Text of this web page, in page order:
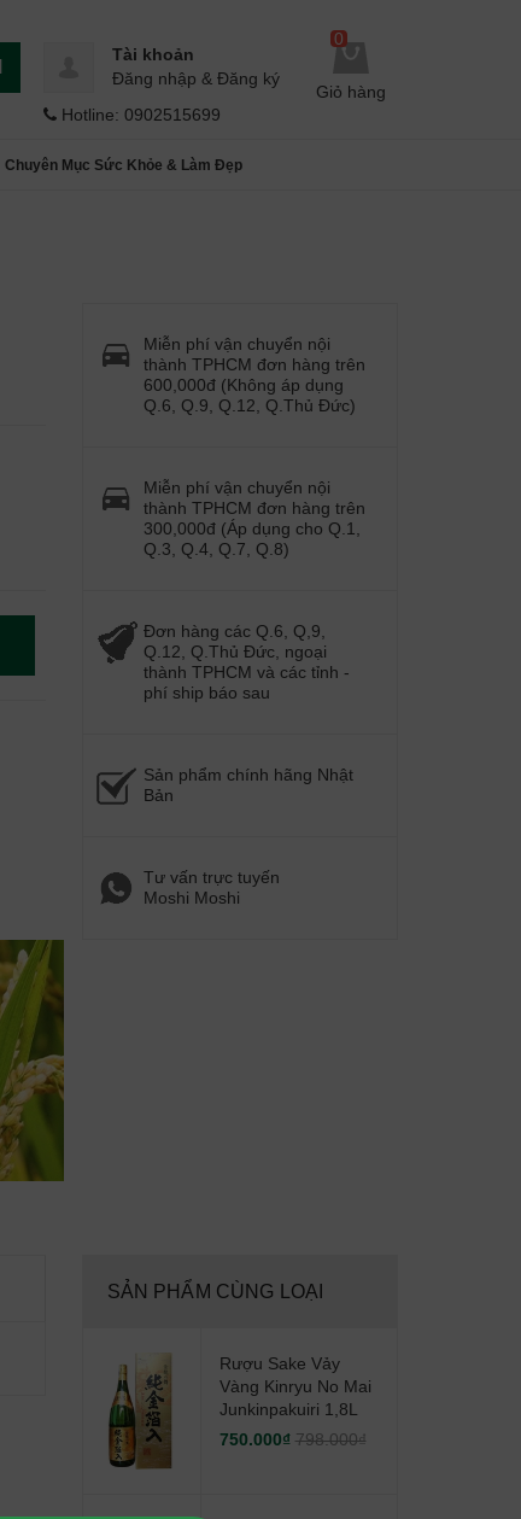
0
Giỏ hàng
Tài khoản
Đăng nhập & Đăng ký
Hotline: 0902515699
Chuyên Mục Sức Khỏe & Làm Đẹp
Miễn phí vận chuyển nội
thành TPHCM đơn hàng trên
600,000đ (Không áp dụng
Q.6, Q.9, Q.12, Q.Thủ Đức)
Miễn phí vận chuyển nội
thành TPHCM đơn hàng trên
300,000đ (Áp dụng cho Q.1,
Q.3, Q.4, Q.7, Q.8)
Đơn hàng các Q.6, Q,9,
Q.12, Q.Thủ Đức, ngoại
thành TPHCM và các tỉnh -
phí ship báo sau
Sản phẩm chính hãng Nhật
Bản
Tư vấn trực tuyến
Moshi Moshi
SẢN PHẨM CÙNG LOẠI
Rượu Sake Vảy
Vàng Kinryu No Mai
Junkinpakuiri 1,8L
750.000₫ 798.000₫